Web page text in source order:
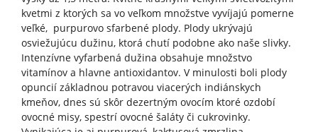
kvetmi z ktorých sa vo veľkom množstve vyvíjajú pomerne
veľké, purpurovo sfarbené plody. Plody ukrývajú
osviežujúcu dužinu, ktorá chutí podobne ako naše slivky.
Intenzívne vyfarbená dužina obsahuje množstvo
vitamínov a hlavne antioxidantov. V minulosti boli plody
opuncií základnou potravou viacerých indiánskych
kmeňov, dnes sú skôr dezertným ovocím ktoré ozdobí
ovocné misy, spestrí ovocné šaláty či cukrovinky.